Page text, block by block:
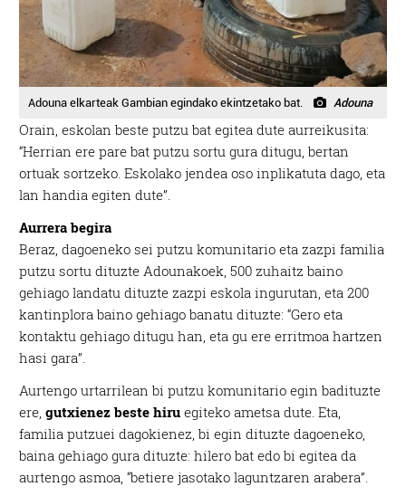
Adouna elkarteak Gambian egindako ekintzetako bat. Adouna
Orain, eskolan beste putzu bat egitea dute aurreikusita:
“Herrian ere pare bat putzu sortu gura ditugu, bertan
ortuak sortzeko. Eskolako jendea oso inplikatuta dago, eta
lan handia egiten dute”.
Aurrera begira
Beraz, dagoeneko sei putzu komunitario eta zazpi familia
putzu sortu dituzte Adounakoek, 500 zuhaitz baino
gehiago landatu dituzte zazpi eskola ingurutan, eta 200
kantinplora baino gehiago banatu dituzte: “Gero eta
kontaktu gehiago ditugu han, eta gu ere erritmoa hartzen
hasi gara”.
Aurtengo urtarrilean bi putzu komunitario egin badituzte
ere,gutxienez beste hiru egiteko ametsa dute. Eta,
familia putzuei dagokienez, bi egin dituzte dagoeneko,
baina gehiago gura dituzte: hilero bat edo bi egitea da
aurtengo asmoa, “betiere jasotako laguntzaren arabera”.